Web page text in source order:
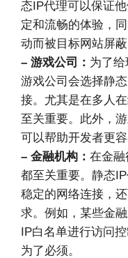
态IP代理可以保证
定和流畅的体验，
动而被目标网站屏蔽
– 游戏公司： 为了
游戏公司会选择静
接。尤其是在多人
至关重要。此外，
可以帮助开发者更
– 金融机构： 在金
都至关重要。静态
稳定的网络连接，
求。例如，某些金
IP白名单进行访问
为了必须。